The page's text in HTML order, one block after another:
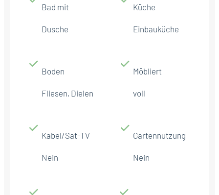
Bad mit
Dusche
Küche
Einbauküche
Boden
Fliesen, Dielen
Möbliert
voll
Kabel/Sat-TV
Nein
Gartennutzung
Nein